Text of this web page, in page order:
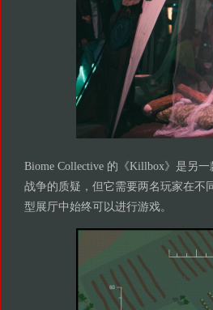
Biome Collective 的《Killbox》是另
战争的质疑，但它需要两名玩家在不
型展厅中始终可以进行游戏。